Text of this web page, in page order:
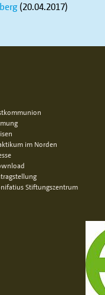
(20.04.2017)
im Norden
Stiftungszentrum